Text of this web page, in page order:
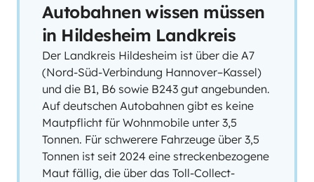
Autobahnen wissen müssen
in Hildesheim Landkreis
Der Landkreis Hildesheim ist über die A7
(Nord-Süd-Verbindung Hannover–Kassel)
und die B1, B6 sowie B243 gut angebunden.
Auf deutschen Autobahnen gibt es keine
Mautpflicht für Wohnmobile unter 3,5
Tonnen. Für schwerere Fahrzeuge über 3,5
Tonnen ist seit 2024 eine streckenbezogene
Maut fällig, die über das Toll-Collect-